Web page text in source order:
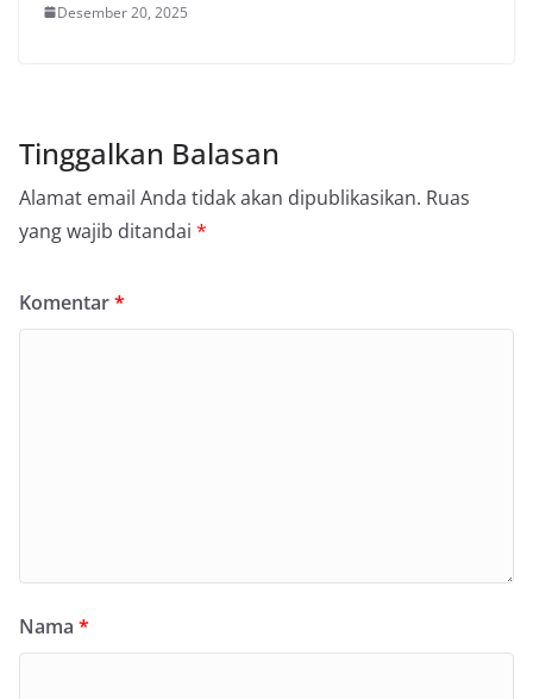
Desember 20, 2025
Tinggalkan Balasan
Alamat email Anda tidak akan dipublikasikan. Ruas
yang wajib ditandai *
Komentar*
Nama *